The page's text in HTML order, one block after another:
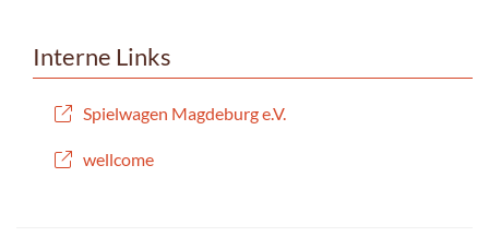
Interne Links
Spielwagen Magdeburg e.V.
wellcome